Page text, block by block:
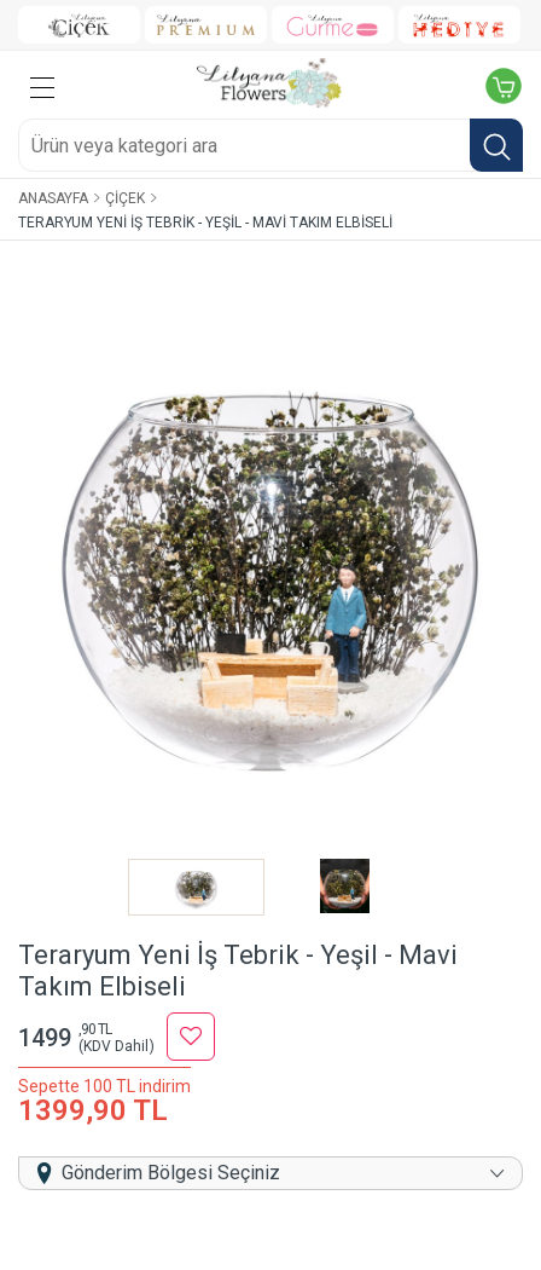
ANASAYFA
ÇIÇEK
TERARYUM YENI İŞ TEBRIK - YEŞIL - MAVI TAKIM ELBISELI
Teraryum Yeni İş Tebrik - Yeşil - Mavi
Takım Elbiseli
1499 ,90 TL
(KDV Dahil)
Sepette 100 TL indirim
1399,90 TL
Gönderim Bölgesi Seçiniz